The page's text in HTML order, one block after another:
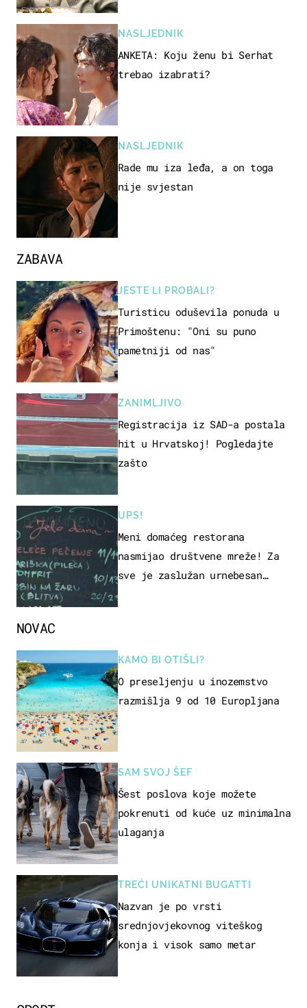
ZABAVA
JESTE LI PROBALI?
Turisticu oduševila ponuda u
Primoštenu: "Oni su puno
pametniji od nas"
ZANIMLJIVO
Registracija iz SAD-a postala
hit u Hrvatskoj! Pogledajte
zašto
UPS!
Meni domaćeg restorana
nasmijao društvene mreže! Za
sve je zaslužan urnebesan
NASLJEDNIK
ANKETA: Koju ženu bi Serhat
trebao izabrati?
NASLJEDNIK
Rade mu iza leđa, a on toga
nije svjestan
NOVAC
KAMO BI OTIŠLI?
O preseljenju u inozemstvo
razmišlja 9 od 10 Europljana
SAM SVOJ ŠEF
Šest poslova koje možete
pokrenuti od kuće uz minimalna
ulaganja
TREĆI UNIKATNI BUGATTI
Nazvan je po vrsti
srednjovjekovnog viteškog
konja i visok samo metar